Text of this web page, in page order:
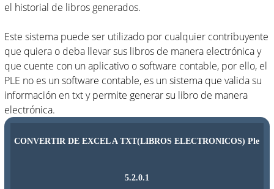
el historial de libros generados.
Este sistema puede ser utilizado por cualquier contribuyente
que quiera o deba llevar sus libros de manera electrónica y
que cuente con un aplicativo o software contable, por ello, el
PLE no es un software contable, es un sistema que valida su
información en txt y permite generar su libro de manera
electrónica.
CONVERTIR DE EXCEL A TXT(LIBROS ELECTRONICOS) Ple
5.2.0.1